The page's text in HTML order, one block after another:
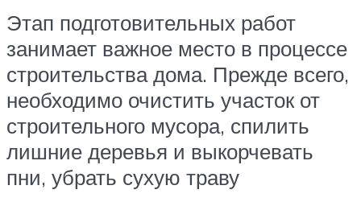
Этап подготовительных работ
занимает важное место в процессе
строительства дома. Прежде всего,
необходимо очистить участок от
строительного мусора, спилить
лишние деревья и выкорчевать
пни, убрать сухую траву